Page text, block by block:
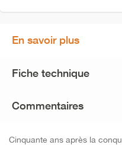
En savoir plus
Fiche technique
Commentaires
Cinquante ans après la